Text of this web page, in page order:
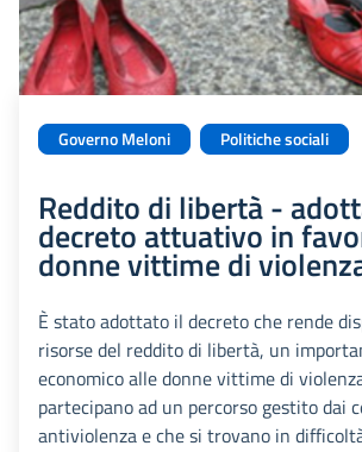
Governo Meloni Politiche sociali
Reddito di libertà -
decreto attuativo in
donne vittime di
È stato adottato il decreto che rende
risorse del reddito di libertà, un
economico alle donne vittime di
partecipano ad un percorso gestito dai
antiviolenza e che si trovano in